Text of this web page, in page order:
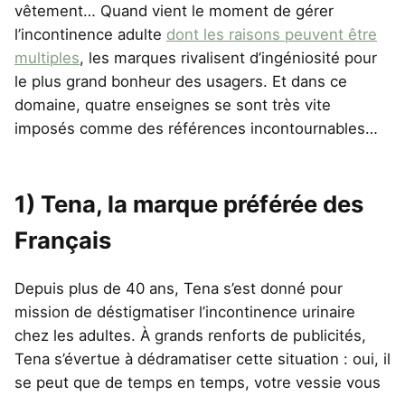
vêtement… Quand vient le moment de gérer
l’incontinence adulte dont les raisons peuvent être
multiples, les marques rivalisent d’ingéniosité pour
le plus grand bonheur des usagers. Et dans ce
domaine, quatre enseignes se sont très vite
imposés comme des références incontournables…
1) Tena, la marque préférée des
Français
Depuis plus de 40 ans, Tena s’est donné pour
mission de déstigmatiser l’incontinence urinaire
chez les adultes. À grands renforts de publicités,
Tena s’évertue à dédramatiser cette situation : oui, il
se peut que de temps en temps, votre vessie vous